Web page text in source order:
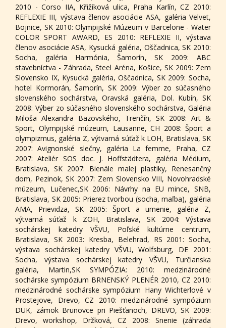
2010 - Corso IIA, Křižíková ulica, Praha Karlín, CZ 2010:
REFLEXIE III, výstava členov asociácie ASA, galéria Velvet,
Bojnice, SK 2010: Olympijské Múzeum v Barcelone - Water
COLOR SPORT AWARD, ES 2010: REFLEXIE II, výstava
členov asociácie ASA, Kysucká galéria, Oščadnica, SK 2010:
Socha, galéria Harmónia, Šamorín, SK 2009: ABC
stavebníctva - Záhrada, Steel Aréna, Košice, SK 2009: Zem
Slovensko IX, Kysucká galéria, Oščadnica, SK 2009: Socha,
hotel Kormorán, Šamorín, SK 2009: Výber zo súčasného
slovenského sochárstva, Oravská galéria, Dol. Kubín, SK
2008: Výber zo súčasného slovenského sochárstva, Galéria
Miloša Alexandra Bazovského, Trenčín, SK 2008: Art &
Sport, Olympijské múzeum, Lausanne, CH 2008: Šport a
olympizmus, galéria Z, výtvarná súťaž k LOH, Bratislava, SK
2007: Avignonské slečny, galéria La femme, Praha, CZ
2007: Ateliér SOS doc. J. Hoffstädtera, galéria Médium,
Bratislava, SK 2007: Bienále malej plastiky, Renesančný
dom, Pezinok, SK 2007: Zem Slovensko VIII, Novohradské
múzeum, Lučenec,SK 2006: Návrhy na EU mince, SNB,
Bratislava, SK 2005: Prierez tvorbou (socha, maľba), galéria
AMA, Prievidza, SK 2005: Šport a umenie, galéria Z,
výtvarná súťaž k ZOH, Bratislava, SK 2004: Výstava
sochárskej katedry VŠVU, Poľské kultúrne centrum,
Bratislava, SK 2003: Kresba, Belehrad, RS 2001: Socha,
výstava sochárskej katedry VŠVU, Wolfsburg, DE 2001:
Socha, výstava sochárskej katedry VŠVU, Turčianska
galéria, Martin,SK SYMPÓZIA: 2010: medzinárodné
sochárske sympózium BRNENSKÝ PLENÉR 2010, CZ 2010:
medzinárodné sochárske sympózium Hany Wichterlové v
Prostejove, Drevo, CZ 2010: medzinárodné sympózium
DUK, zámok Brunovce pri Piešťanoch, DREVO, SK 2009:
Drevo, workshop, Držková, CZ 2008: Snenie (záhrada